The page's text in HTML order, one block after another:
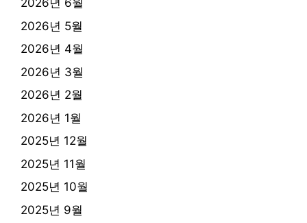
2026년 6월
2026년 5월
2026년 4월
2026년 3월
2026년 2월
2026년 1월
2025년 12월
2025년 11월
2025년 10월
2025년 9월